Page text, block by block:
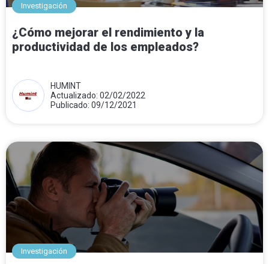
Investigación
¿Cómo mejorar el rendimiento y la
productividad de los empleados?
HUMINT
Actualizado: 02/02/2022
Publicado: 09/12/2021
Investigación